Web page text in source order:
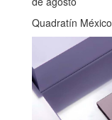
Quadratín México